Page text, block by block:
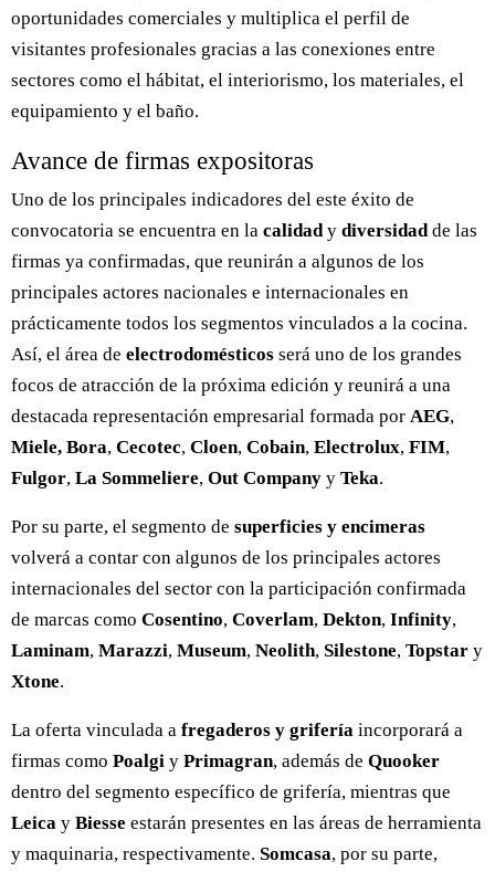
oportunidades comerciales y multiplica el perfil de
visitantes profesionales gracias a las conexiones entre
sectores como el hábitat, el interiorismo, los materiales, el
equipamiento y el baño.
Avance de firmas expositoras
Uno de los principales indicadores del este éxito de
convocatoria se encuentra en la calidady diversidadde las
firmas ya confirmadas, que reunirán a algunos de los
principales actores nacionales e internacionales en
prácticamente todos los segmentos vinculados a la cocina.
Así, el área de electrodomésticos será uno de los grandes
focos de atracción de la próxima edición y reunirá a una
destacada representación empresarial formada por AEG,
Miele, Bora, Cecotec, Cloen, Cobain, Electrolux, FIM,
Fulgor, La Sommeliere, Out Company y Teka.
Por su parte, el segmento de superficies y encimeras
volverá a contar con algunos de los principales actores
internacionales del sector con la participación confirmada
de marcas como Cosentino, Coverlam, Dekton, Infinity,
Laminam, Marazzi, Museum, Neolith, Silestone, Topstar y
Xtone.
La oferta vinculada a fregaderos y grifería incorporará a
firmas como Poalgi y Primagran, además de Quooker
dentro del segmento específico de grifería, mientras que
Leica y Biesse estarán presentes en las áreas de herramienta
y maquinaria, respectivamente. Somcasa, por su parte,